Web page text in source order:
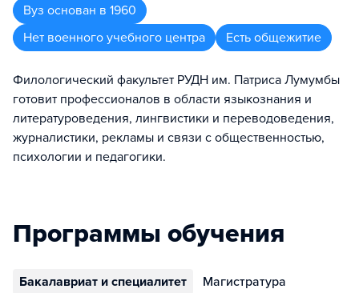
Вуз основан в 1960
Нет военного учебного центра
Есть общежитие
Филологический факультет РУДН им. Патриса Лумумбы
готовит профессионалов в области языкознания и
литературоведения, лингвистики и переводоведения,
журналистики, рекламы и связи с общественностью,
психологии и педагогики.
Программы обучения
Бакалавриат и специалитет Магистратура